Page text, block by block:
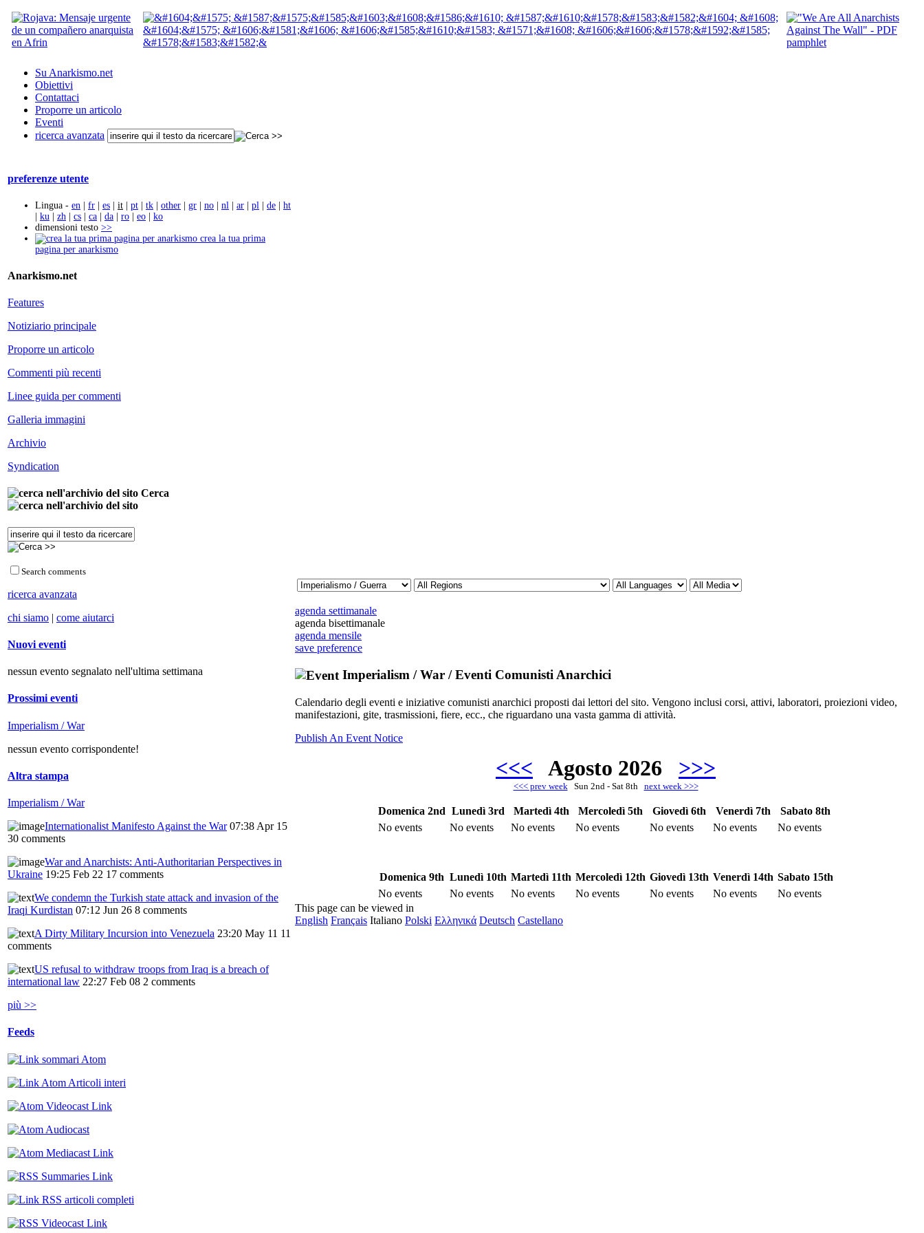
Su Anarkismo.net
Obiettivi
Contattaci
Proporre un articolo
Eventi
ricerca avanzata
preferenze utente
Lingua - en | fr | es | it | pt | tk | other | gr | no | nl | ar | pl | de | ht
| ku | zh | cs | ca | da | ro | eo | ko
dimensioni testo >>
crea la tua prima
pagina per anarkismo
Anarkismo.net
Features
Notiziario principale
Proporre un articolo
Commenti più recenti
Linee guida per commenti
Galleria immagini
Archivio
Syndication
Cerca
Search comments
ricerca avanzata
chi siamo | come aiutarci
Nuovi eventi
nessun evento segnalato nell'ultima settimana
Prossimi eventi
Imperialism / War
nessun evento corrispondente!
Altra stampa
Imperialism / War
Internationalist Manifesto Against the War 07:38 Apr 15
30 comments
War and Anarchists: Anti-Authoritarian Perspectives in
Ukraine 19:25 Feb 22 17 comments
We condemn the Turkish state attack and invasion of the
Iraqi Kurdistan 07:12 Jun 26 8 comments
A Dirty Military Incursion into Venezuela 23:20 May 11 11
comments
US refusal to withdraw troops from Iraq is a breach of
international law 22:27 Feb 08 2 comments
più >>
Feeds
agenda settimanale
agenda bisettimanale
agenda mensile
save preference
Imperialism / War / Eventi Comunisti Anarchici
Calendario degli eventi e iniziative comunisti anarchici proposti dai lettori del sito. Vengono inclusi corsi, attivi, laboratori, proiezioni video,
manifestazioni, gite, trasmissioni, fiere, ecc., che riguardano una vasta gamma di attività.
Publish An Event Notice
<<< Agosto 2026 >>>
<<< prev weekSun 2nd - Sat 8th next week >>>
Domenica 2nd Lunedì 3rd Martedì 4th Mercoledì 5th Giovedì 6th Venerdì 7th
Sabato 8th
No events
No events No events No events No events No events No events
Domenica 9th Lunedì 10th Martedì 11th Mercoledì 12th Giovedì 13th Venerdì 14th Sabato 15th
No events
No events No events No events No events No events
No events
This page can be viewed in
English Français Italiano Polski Ελληνικά Deutsch Castellano